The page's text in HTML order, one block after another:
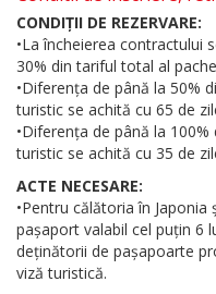
CONDIȚII DE REZERVARE:
•La încheierea contractului
30% din tariful total al
•Diferența de până la 50%
turistic se achită cu 65 de
•Diferența de până la
turistic se achită cu 35 de
ACTE NECESARE:
•Pentru călătoria în
pașaport valabil cel puțin 6
deținătorii de pașapoarte
viză turistică.